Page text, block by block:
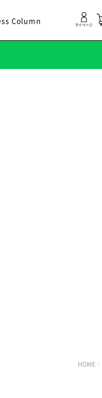
Column
マイページ
HOME >